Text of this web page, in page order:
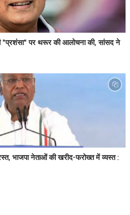
"प्रशंसा" पर थरूर की आलोचना की, सांसद ने
भाजपा नेताओं की खरीद-फरोख्त में व्यस्त :